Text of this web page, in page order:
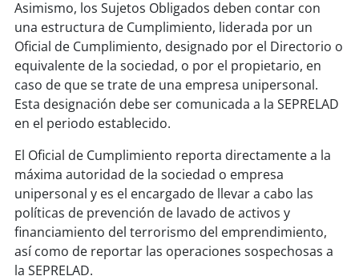
Asimismo, los Sujetos Obligados deben contar con
una estructura de Cumplimiento, liderada por un
Oficial de Cumplimiento, designado por el Directorio o
equivalente de la sociedad, o por el propietario, en
caso de que se trate de una empresa unipersonal.
Esta designación debe ser comunicada a la SEPRELAD
en el periodo establecido.
El Oficial de Cumplimiento reporta directamente a la
máxima autoridad de la sociedad o empresa
unipersonal y es el encargado de llevar a cabo las
políticas de prevención de lavado de activos y
financiamiento del terrorismo del emprendimiento,
así como de reportar las operaciones sospechosas a
la SEPRELAD.